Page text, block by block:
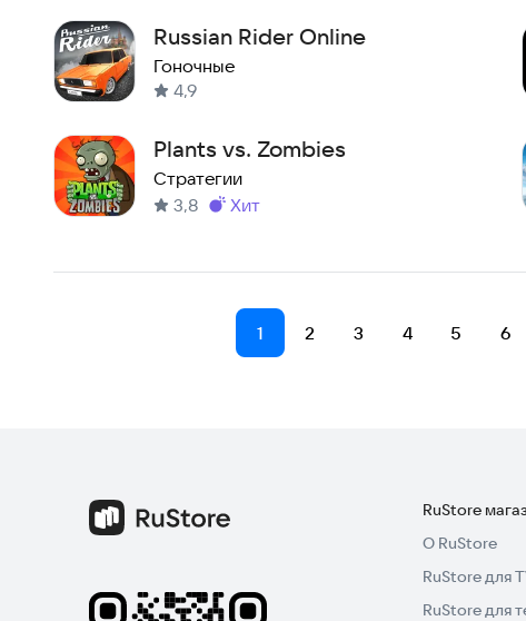
Russian Rider Online
Гоночные
4,9
Plants vs. Zombies
Стратегии
3,8
Метка
хит
1 2 3 4 5 6
RuStore
О RuStore
RuStore для
RuStore для